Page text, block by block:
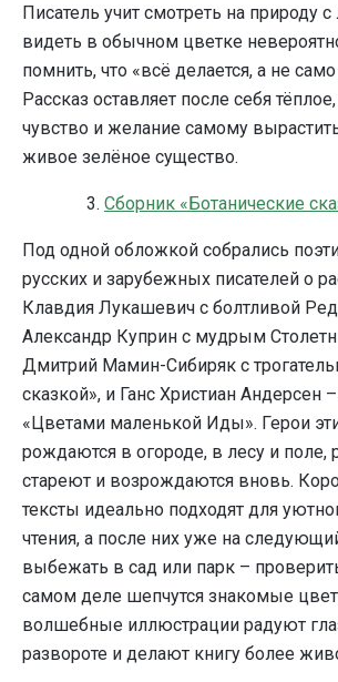
Писатель учит смотреть на природу
видеть в обычном цветке
помнить, что «всё делается, а не само
Рассказ оставляет после себя
чувство и желание самому
живое зелёное существо.
3. Сборник «Ботанические
Под одной обложкой собрались
русских и зарубежных писателей о
Клавдия Лукашевич с болтливой
Александр Куприн с мудрым
Дмитрий Мамин-Сибиряк с
сказкой», и Ганс Христиан Андерсен
«Цветами маленькой Иды». Герои
рождаются в огороде, в лесу и поле,
стареют и возрождаются вновь.
тексты идеально подходят для
чтения, а после них уже на
выбежать в сад или парк –
самом деле шепчутся знакомые
волшебные иллюстрации радуют
развороте и делают книгу более